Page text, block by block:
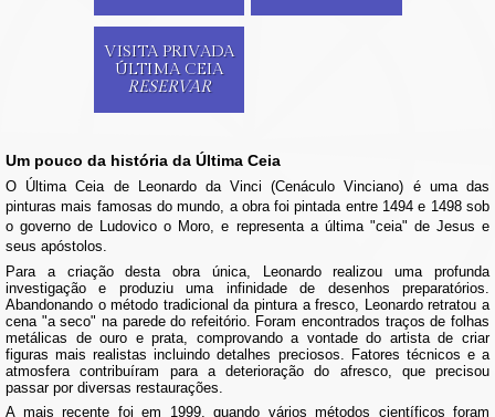
VISITA PRIVADA
ÚLTIMA CEIA
RESERVAR
Um pouco da história da Última Ceia
O Última Ceia de Leonardo da Vinci (Cenáculo Vinciano) é uma das
pinturas mais famosas do mundo, a obra foi pintada entre 1494 e 1498 sob
o governo de Ludovico o Moro, e representa a última "ceia" de Jesus e
seus apóstolos.
Para a criação desta obra única, Leonardo realizou uma profunda
investigação e produziu uma infinidade de desenhos preparatórios.
Abandonando o método tradicional da pintura a fresco, Leonardo retratou a
cena "a seco" na parede do refeitório. Foram encontrados traços de folhas
metálicas de ouro e prata, comprovando a vontade do artista de criar
figuras mais realistas incluindo detalhes preciosos. Fatores técnicos e a
atmosfera contribuíram para a deterioração do afresco, que precisou
passar por diversas restaurações.
A mais recente foi em 1999, quando vários métodos científicos foram